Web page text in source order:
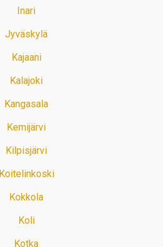
Inari
Jyväskylä
Kajaani
Kalajoki
Kangasala
Kemijärvi
Kilpisjärvi
Koitelinkoski
Kokkola
Koli
Kotka